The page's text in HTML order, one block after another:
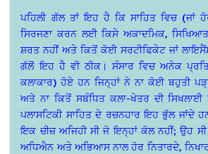
ਪਹਿਲੀ ਗੱਲ ਤਾਂ ਇਹ ਹੈ ਕਿ ਸਾਹਿਤ ਵਿਚ (ਜਾਂ
ਸਿਰਜਣਾ ਕਰਨ ਲਈ ਕਿਸੇ ਅਕਾਦਮਿਕ,
ਸ਼ਰਤ ਨਹੀਂ ਅਤੇ ਕਿਤੋਂ ਕੋਈ ਸਰਟੀਫਿਕੇਟ ਜਾਂ
ਗੱਲੋਂ ਇਹ ਹੈ ਵੀ ਠੀਕ। ਸੰਸਾਰ ਵਿਚ ਅਨੇਕ
ਕਲਾਕਾਰ) ਹੋਏ ਹਨ ਜਿਨ੍ਹਾਂ ਨੇ ਨਾ ਕੋਈ ਬਹੁਤੀ
ਅਤੇ ਨਾ ਕਿਤੋਂ ਸਬੰਧਿਤ ਕਲਾ-ਖੇਤਰ ਦੀ
ਪਲਾਸਟਿਕੀ ਸਾਹਿਤ ਦੇ ਰਚਨਹਾਰ ਇਹ ਭੁੱਲ ਜਾਂਦੇ
ਇਕ ਚੀਜ਼ ਅਜਿਹੀ ਸੀ ਜੋ ਇਨ੍ਹਾਂ ਕੋਲ ਨਹੀਂ; ਉਹ
ਅਧਿਐਨ ਅਤੇ ਅਭਿਆਸ ਨਾਲ ਹੋਰ ਨਿਤਾਰਦੇ,